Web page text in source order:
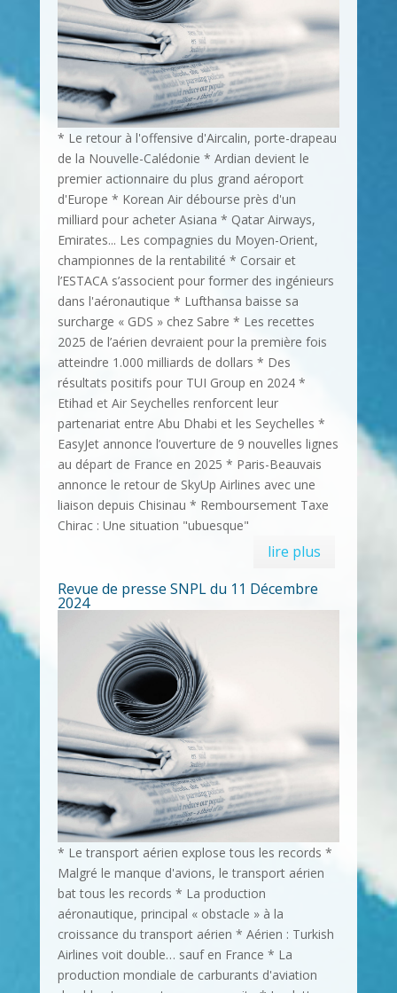
* Le retour à l'offensive d'Aircalin, porte-drapeau
de la Nouvelle-Calédonie * Ardian devient le
premier actionnaire du plus grand aéroport
d'Europe * Korean Air débourse près d'un
milliard pour acheter Asiana * Qatar Airways,
Emirates... Les compagnies du Moyen-Orient,
championnes de la rentabilité * Corsair et
l’ESTACA s’associent pour former des ingénieurs
dans l'aéronautique * Lufthansa baisse sa
surcharge « GDS » chez Sabre * Les recettes
2025 de l’aérien devraient pour la première fois
atteindre 1.000 milliards de dollars * Des
résultats positifs pour TUI Group en 2024 *
Etihad et Air Seychelles renforcent leur
partenariat entre Abu Dhabi et les Seychelles *
EasyJet annonce l’ouverture de 9 nouvelles lignes
au départ de France en 2025 * Paris-Beauvais
annonce le retour de SkyUp Airlines avec une
liaison depuis Chisinau * Remboursement Taxe
Chirac : Une situation "ubuesque"
lire plus
Revue de presse SNPL du 11 Décembre
2024
* Le transport aérien explose tous les records *
Malgré le manque d'avions, le transport aérien
bat tous les records * La production
aéronautique, principal « obstacle » à la
croissance du transport aérien * Aérien : Turkish
Airlines voit double… sauf en France * La
production mondiale de carburants d'aviation